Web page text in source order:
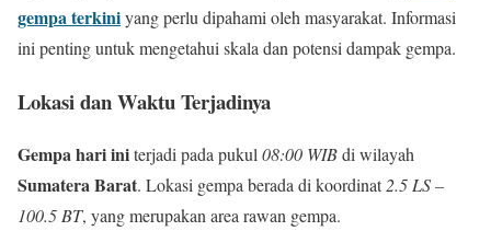
gempa terkiniyang perlu dipahami oleh masyarakat. Informasi
ini penting untuk mengetahui skala dan potensi dampak gempa.
Lokasi dan Waktu Terjadinya
Gempa hari initerjadi pada pukul08:00 WIBdi wilayah
Sumatera Barat. Lokasi gempa berada di koordinat2.5 LS –
100.5 BT, yang merupakan area rawan gempa.